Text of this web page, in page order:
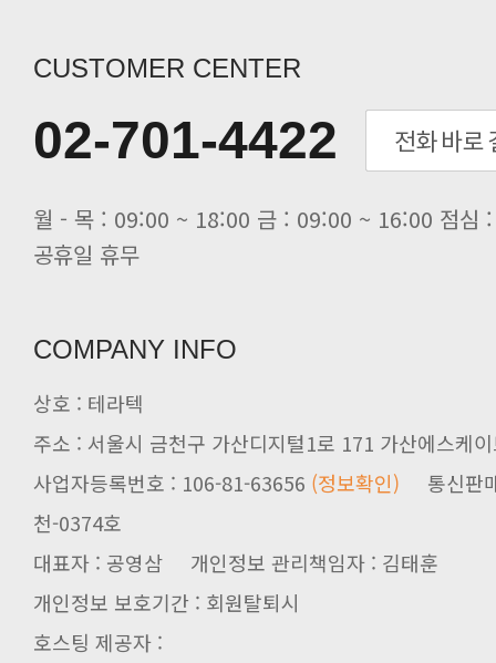
[전자신문] 테라텍-엣지에이아이,
[전자신문] AI 인프라 써보고 결정..
[전자신문] 공영삼 테라텍 대표 “단..
[전자신문] 당신의 AI GPU, 지..
CUSTOMER CENTER
02-701-4422
공휴일 휴무
COMPANY INFO
상호 : 테라텍
주소 : 서울시 금천구 가산디지털1로 171 가산에스케
사업자등록번호 : 106-81-63656 (정보확인)
천-0374호
대표자 : 공영삼 개인정보 관리책임자 : 김태훈
개인정보 보호기간 : 회원탈퇴시
호스팅 제공자 :